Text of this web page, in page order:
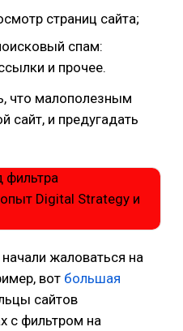
страниц сайта;
спам:
и прочее.
что малополезным
сайт, и предугадать
жаловаться на
вот большая
сайтов
с фильтром на